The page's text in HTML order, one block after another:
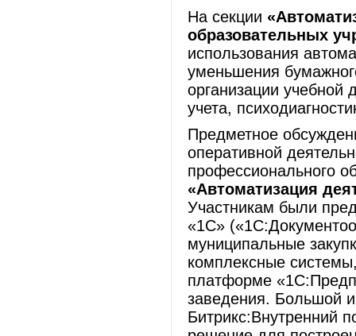
На секции
образовательных
использования
уменьшения
организации учебной
учета,
Предметное
оперативной
профессионального
«Автоматизация
Участникам были
«1С»
муниципальные
комплексные
платформе
заведения. Большой
Битрикс:Внутренний